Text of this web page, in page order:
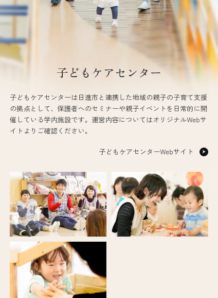
子どもケアセンター
子どもケアセンターは日進市と連携した地域の親子の子育て支援
の拠点として、保護者へのセミナーや親子イベントを日常的に開
催している学内施設です。運営内容についてはオリジナルWebサ
イトよりご確認ください。
子どもケアセンターWebサイト